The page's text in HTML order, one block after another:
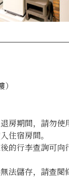
房期間，請勿使
住宿房間。
的行李查詢可向
法儲存，請查閱